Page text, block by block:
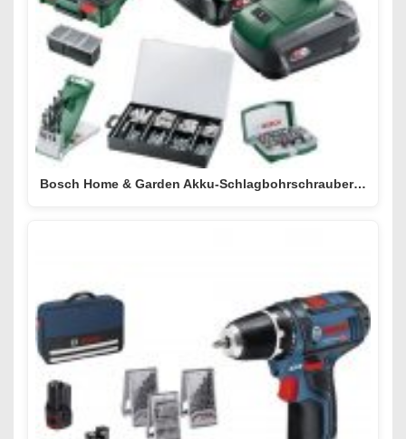
Bosch Home & Garden Akku-Schlagbohrschrauber…